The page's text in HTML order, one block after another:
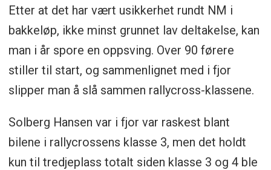
Etter at det har vært usikkerhet rundt NM i
bakkeløp, ikke minst grunnet lav deltakelse, kan
man i år spore en oppsving. Over 90 førere
stiller til start, og sammenlignet med i fjor
slipper man å slå sammen rallycross-klassene.
Solberg Hansen var i fjor var raskest blant
bilene i rallycrossens klasse 3, men det holdt
kun til tredjeplass totalt siden klasse 3 og 4 ble